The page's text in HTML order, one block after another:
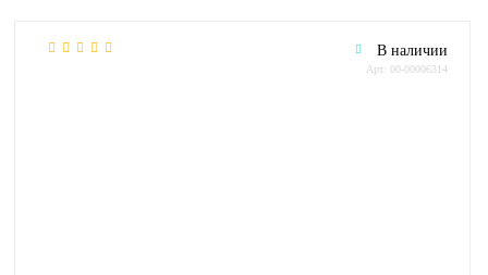
В наличии
Арт: 00-00006314